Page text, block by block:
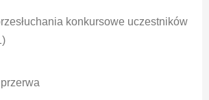
konkursowe uczestników